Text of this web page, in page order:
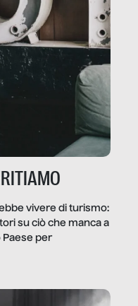
vivere di turismo:
su ciò che manca a
per